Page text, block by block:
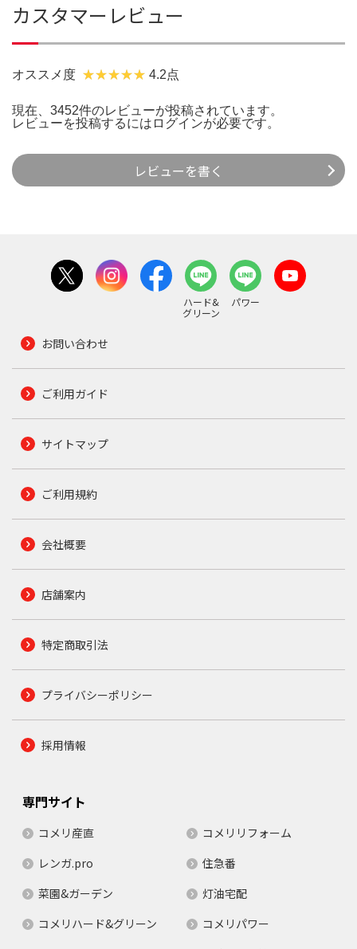
カスタマーレビュー
オススメ度 4.2点
現在、3452件のレビューが投稿されています。
レビューを投稿するには ログインが必要です。
レビューを書く
ハード&
グリーン
パワー
お問い合わせ
ご利用ガイド
サイトマップ
ご利用規約
会社概要
店舗案内
特定商取引法
プライバシーポリシー
採用情報
専門サイト
コメリ産直
コメリリフォーム
レンガ.pro
住急番
菜園&ガーデン
灯油宅配
コメリハード&グリーン
コメリパワー